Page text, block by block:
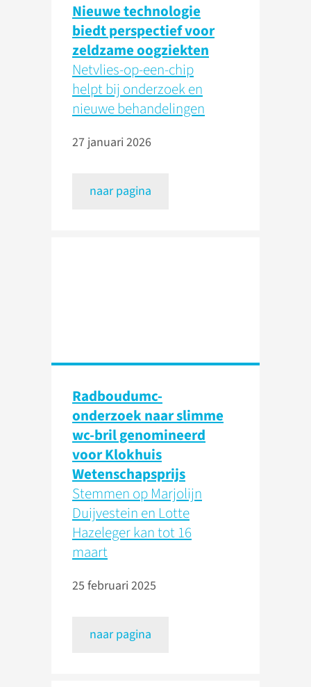
Nieuwe technologie
biedt perspectief voor
zeldzame oogziekten
Netvlies-op-een-chip
helpt bij onderzoek en
nieuwe behandelingen
27 januari 2026
naar pagina
Radboudumc-
onderzoek naar slimme
wc-bril genomineerd
voor Klokhuis
Wetenschapsprijs
Stemmen op Marjolijn
Duijvestein en Lotte
Hazeleger kan tot 16
maart
25 februari 2025
naar pagina